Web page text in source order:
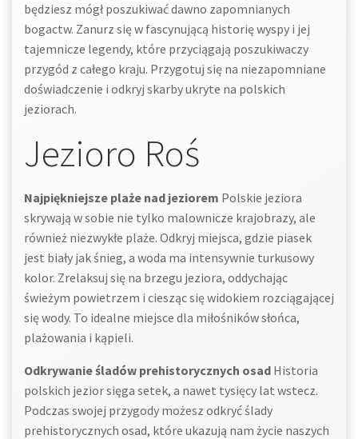
będziesz mógł poszukiwać dawno zapomnianych
bogactw. Zanurz się w fascynującą historię wyspy i jej
tajemnicze legendy, które przyciągają poszukiwaczy
przygód z całego kraju. Przygotuj się na niezapomniane
doświadczenie i odkryj skarby ukryte na polskich
jeziorach.
Jezioro Roś
Najpiękniejsze plaże nad jeziorem Polskie jeziora
skrywają w sobie nie tylko malownicze krajobrazy, ale
również niezwykłe plaże. Odkryj miejsca, gdzie piasek
jest biały jak śnieg, a woda ma intensywnie turkusowy
kolor. Zrelaksuj się na brzegu jeziora, oddychając
świeżym powietrzem i ciesząc się widokiem rozciągającej
się wody. To idealne miejsce dla miłośników słońca,
plażowania i kąpieli.
Odkrywanie śladów prehistorycznych osad Historia
polskich jezior sięga setek, a nawet tysięcy lat wstecz.
Podczas swojej przygody możesz odkryć ślady
prehistorycznych osad, które ukazują nam życie naszych